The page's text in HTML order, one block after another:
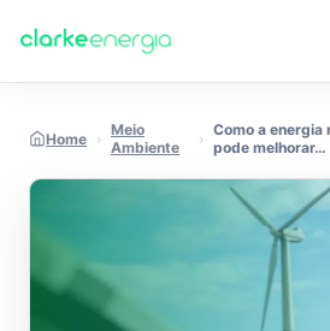
Home › Meio
Ambiente
›
Como a
pode melhorar…